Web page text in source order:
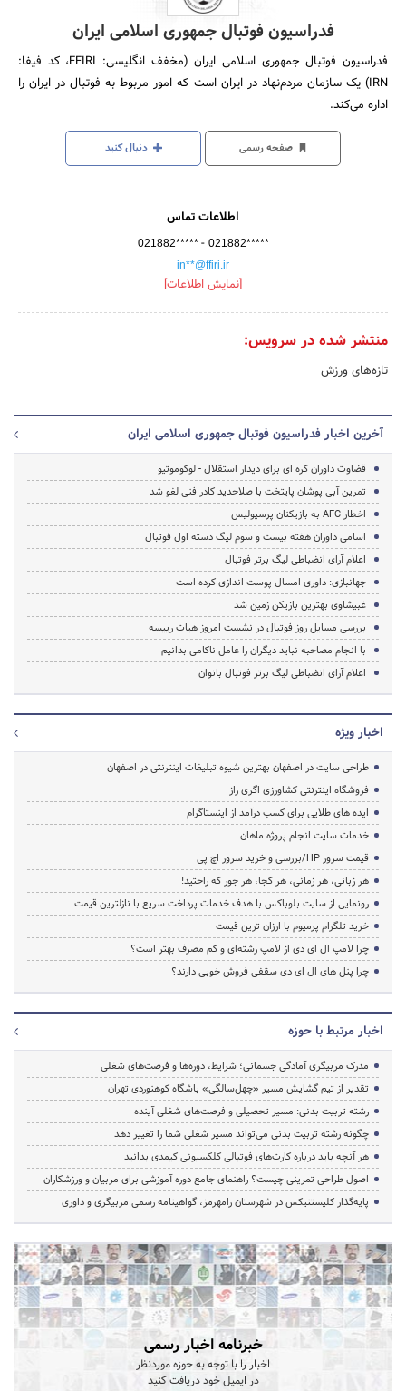
فدراسیون فوتبال جمهوری اسلامی ایران
فدراسیون فوتبال جمهوری اسلامی ایران (مخفف انگلیسی: FFIRI، کد فیفا:
IRN)‏ یک سازمان مردم‌نهاد در ایران است که امور مربوط به فوتبال در ایران را
اداره می‌کند.
صفحه رسمی دنبال کنید
اطلاعات تماس
021882***** - 021882*****
in**@ffiri.ir
[نمایش اطلاعات]
منتشر شده در سرویس:
تازه‌های ورزش
آخرین اخبار فدراسیون فوتبال جمهوری اسلامی ایران
قضاوت داوران کره ای برای دیدار استقلال - لوکوموتیو
تمرین آبی پوشان پایتخت با صلاحدید کادر فنی لغو شد
اخطار AFC به بازیکنان پرسپولیس
اسامی داوران هفته بیست و سوم لیگ دسته اول فوتبال
اعلام آرای انضباطی لیگ برتر فوتبال
جهانبازی: داوری امسال پوست اندازی کرده است
غبیشاوی بهترین بازیکن زمین شد
بررسی مسایل روز فوتبال در نشست امروز هیات رییسه
با انجام مصاحبه نباید دیگران را عامل ناکامی بدانیم
اعلام آرای انضباطی لیگ برتر فوتبال بانوان
اخبار ویژه
طراحی سایت در اصفهان بهترین شیوه تبلیغات اینترنتی در اصفهان
فروشگاه اینترنتی کشاورزی اگری راز
ایده های طلایی برای کسب درآمد از اینستاگرام
خدمات سایت انجام پروژه ماهان
قیمت سرور HP/بررسی و خرید سرور اچ پی
هر زبانی، هر زمانی، هر کجا، هر جور که راحتید!
رونمایی از سایت بلوباکس با هدف خدمات پرداخت سریع با نازلترین قیمت
خرید تلگرام پرمیوم با ارزان ترین قیمت
چرا لامپ ال ای دی از لامپ رشته‌ای و کم مصرف بهتر است؟
چرا پنل های ال ای دی سقفی فروش خوبی دارند؟
اخبار مرتبط با حوزه
مدرک مربیگری آمادگی جسمانی؛ شرایط، دوره‌ها و فرصت‌های شغلی
تقدیر از تیم گشایش مسیر «چهل‌سالگی» باشگاه کوهنوردی تهران
رشته تربیت بدنی: مسیر تحصیلی و فرصت‌های شغلی آینده
چگونه رشته تربیت بدنی می‌تواند مسیر شغلی شما را تغییر دهد
هر آنچه باید درباره کارت‌های فوتبالی کلکسیونی کیمدی بدانید
اصول طراحی تمرینی چیست؟ راهنمای جامع دوره آموزشی برای مربیان و ورزشکاران
پایه‌گذار کلیستنیکس در شهرستان رامهرمز، گواهینامه رسمی مربیگری و داوری
خبرنامه اخبار رسمی
اخبار را با توجه به حوزه موردنظر
در ایمیل خود دریافت کنید